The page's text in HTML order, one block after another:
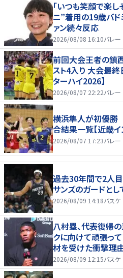
「いつも笑顔で楽
ニ”着用の19歳バド
ァン続々反応
2026/08/08 16:10バレー
前回大会王者の鎮
スト4入り 大会最
ターハイ2026】
2026/08/07 22:22バレー
横浜隼人が初優勝
合結果一覧【近畿イ
2026/08/07 17:23バレー
過去30年間で2人目
サンズのガードと
2026/08/09 14:18バスケ
八村塁、代表復帰の
クに向けて頑張っ
材を受けた衝撃理
2026/08/09 12:15バスケ